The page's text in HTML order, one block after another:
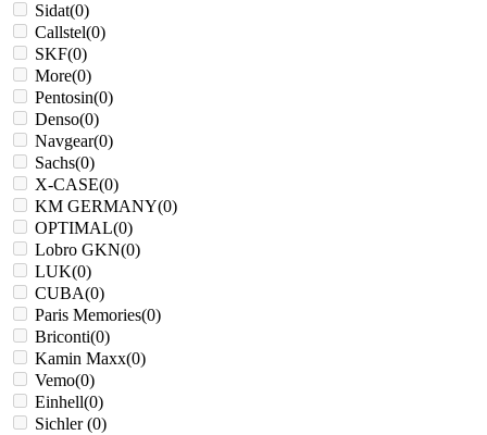
Sidat(0)
Callstel(0)
SKF(0)
More(0)
Pentosin(0)
Denso(0)
Navgear(0)
Sachs(0)
X-CASE(0)
KM GERMANY(0)
OPTIMAL(0)
Lobro GKN(0)
LUK(0)
CUBA(0)
Paris Memories(0)
Briconti(0)
Kamin Maxx(0)
Vemo(0)
Einhell(0)
Sichler(0)